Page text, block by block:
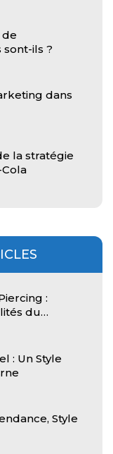
de
ils ?
dans
la stratégie
:
du…
: Un Style
Style